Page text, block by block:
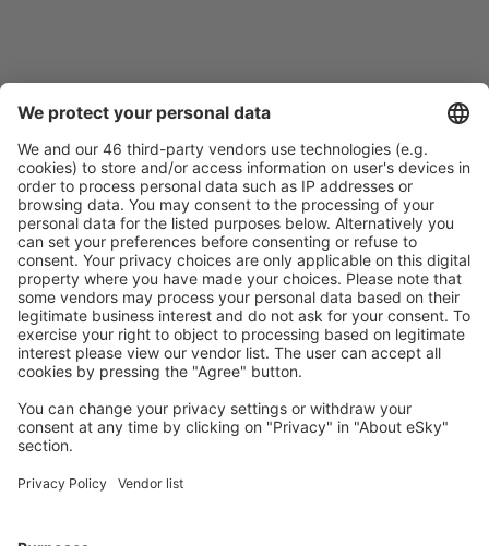
Angebot an Ihre Bedürfnisse angepasst.
Sicher planen
Buchen ohne Sorgen mit einer kostenlosen
Stornierungsoption.
Mehr sparen
Attraktive Preise und Spezialangebote für eingeloggte
Benutzer.
Wählen Sie aus über 1,3 Millionen Unterkünften: Hotels,
Hütten, Apartments und andere.